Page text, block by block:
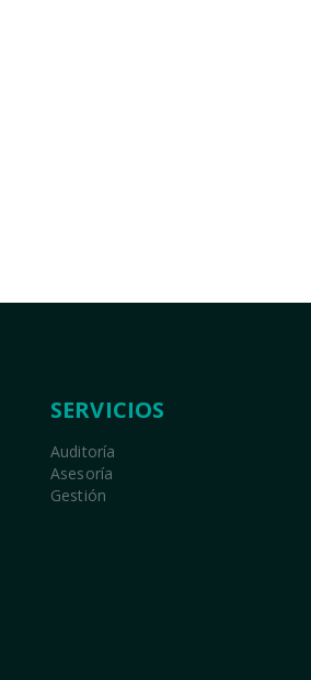
SERVICIOS
Auditoría
Asesoría
Gestión